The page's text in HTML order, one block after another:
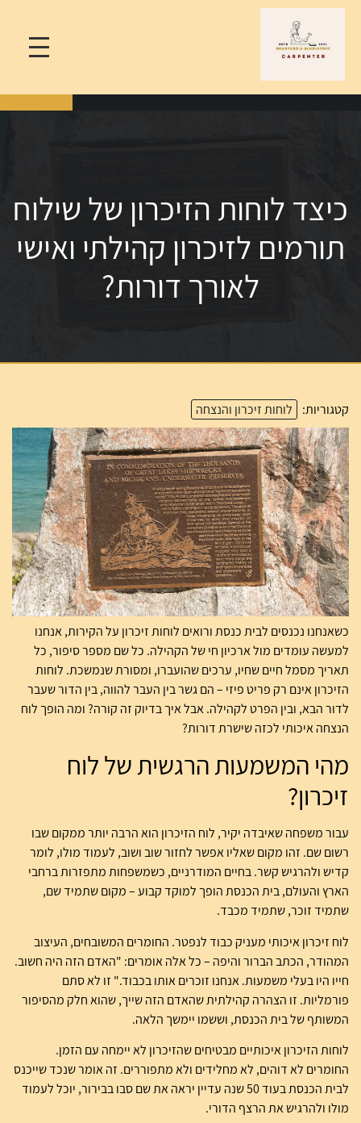
כיצד לוחות הזיכרון של שילוח
תורמים לזיכרון קהילתי ואישי
לאורך דורות?
קטגוריות: לוחות זיכרון והנצחה
כשאנחנו נכנסים לבית כנסת ורואים לוחות זיכרון על הקירות, אנחנו
למעשה עומדים מול ארכיון חי של הקהילה. כל שם מספר סיפור, כל
תאריך מסמל חיים שחיו, ערכים שהועברו, ומסורת שנמשכת. לוחות
הזיכרון אינם רק פריט פיזי – הם גשר בין העבר להווה, בין הדור שעבר
לדור הבא, ובין הפרט לקהילה. אבל איך בדיוק זה קורה? ומה הופך לוח
הנצחה איכותי לכזה שישרת דורות?
מהי המשמעות הרגשית של לוח
זיכרון?
עבור משפחה שאיבדה יקיר, לוח הזיכרון הוא הרבה יותר ממקום שבו
רשום שם. זהו מקום שאליו אפשר לחזור שוב ושוב, לעמוד מולו, לומר
קדיש ולהרגיש קשר. בחיים המודרניים, כשמשפחות מתפזרות ברחבי
הארץ והעולם, בית הכנסת הופך למוקד קבוע – מקום שתמיד שם,
שתמיד זוכר, שתמיד מכבד.
לוח זיכרון איכותי מעניק כבוד לנפטר. החומרים המשובחים, העיצוב
המהודר, הכתב הברור והיפה – כל אלה אומרים: "האדם הזה היה חשוב.
חייו היו בעלי משמעות. אנחנו זוכרים אותו בכבוד." זו לא סתם
פורמליות. זו הצהרה קהילתית שהאדם הזה שייך, שהוא חלק מהסיפור
המשותף של בית הכנסת, וששמו יימשך הלאה.
לוחות הזיכרון איכותיים מבטיחים שהזיכרון לא יימחה עם הזמן.
החומרים לא דוהים, לא מחלידים ולא מתפוררים. זה אומר שנכד שייכנס
לבית הכנסת בעוד 50 שנה עדיין יראה את שם סבו בבירור, יוכל לעמוד
מולו ולהרגיש את הרצף הדורי.